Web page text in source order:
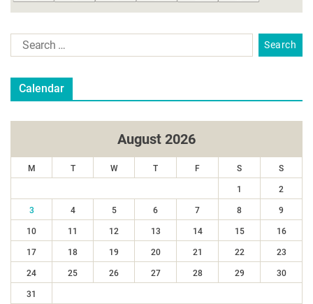
Calendar
August 2026
M T W T F S S
1 2
3 4 5 6 7 8 9
10 11 12 13 14 15 16
17 18 19 20 21 22 23
24 25 26 27 28 29 30
31